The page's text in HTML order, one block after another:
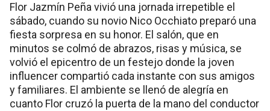
Flor Jazmín Peña vivió una jornada irrepetible el
sábado, cuando su novio Nico Occhiato preparó una
fiesta sorpresa en su honor. El salón, que en
minutos se colmó de abrazos, risas y música, se
volvió el epicentro de un festejo donde la joven
influencer compartió cada instante con sus amigos
y familiares. El ambiente se llenó de alegría en
cuanto Flor cruzó la puerta de la mano del conductor